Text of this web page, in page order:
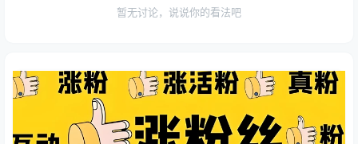
暂无讨论，说说你的看法吧